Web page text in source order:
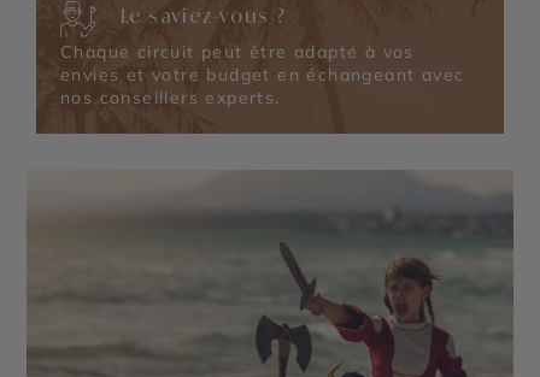
Le saviez-vous ?
Chaque circuit peut être adapté à vos
envies et votre budget en échangeant avec
nos conseillers experts.